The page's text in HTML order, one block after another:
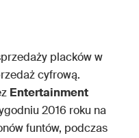
placków w
cyfrową.
Entertainment
2016 roku na
funtów, podczas